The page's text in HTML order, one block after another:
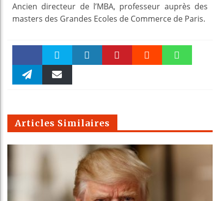
Ancien directeur de l’MBA, professeur auprès des
masters des Grandes Ecoles de Commerce de Paris.
Faceboo Twitter
m
Articles Similaires